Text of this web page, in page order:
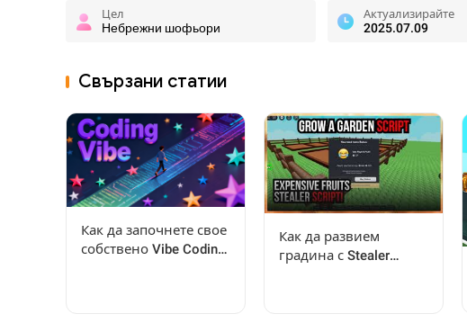
Цел
Небрежни шофьори
Актуализирайте
2025.07.09
Свързани статии
Как да започнете свое
собствено Vibe Coding
Как да развием
градина с Stealer